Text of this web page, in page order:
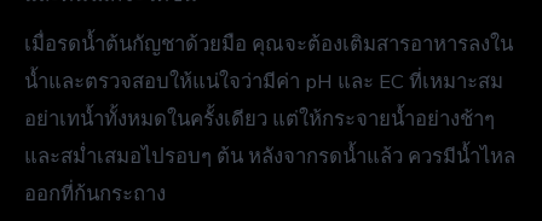
เมื่อรดน้ำต้นกัญชาด้วยมือ คุณจะต้องเติมสารอาหารลงใน
น้ำและตรวจสอบให้แน่ใจว่ามีค่า pH และ EC ที่เหมาะสม
อย่าเทน้ำทั้งหมดในครั้งเดียว แต่ให้กระจายน้ำอย่างช้าๆ
และสม่ำเสมอไปรอบๆ ต้น หลังจากรดน้ำแล้ว ควรมีน้ำไหล
ออกที่ก้นกระถาง